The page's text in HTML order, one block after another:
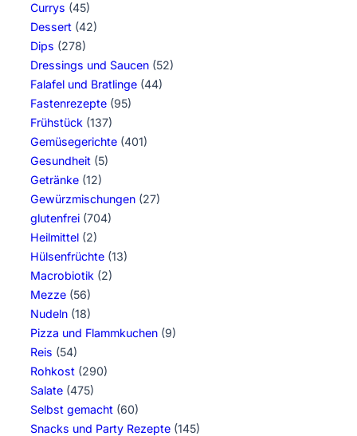
Currys (45)
Dessert (42)
Dips (278)
Dressings und Saucen (52)
Falafel und Bratlinge (44)
Fastenrezepte (95)
Frühstück (137)
Gemüsegerichte (401)
Gesundheit (5)
Getränke (12)
Gewürzmischungen (27)
glutenfrei (704)
Heilmittel (2)
Hülsenfrüchte (13)
Macrobiotik (2)
Mezze (56)
Nudeln (18)
Pizza und Flammkuchen (9)
Reis (54)
Rohkost (290)
Salate (475)
Selbst gemacht (60)
Snacks und Party Rezepte (145)